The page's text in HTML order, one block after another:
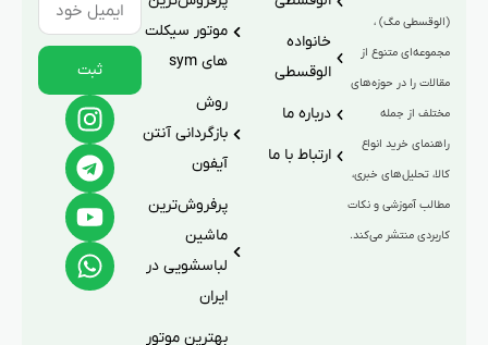
(الوقسطی مگ) ،
مجموعه‌ای متنوع از
مقالات را در حوزه‌های
مختلف از جمله
راهنمای خرید انواع
کالا، تحلیل‌های خبری،
مطالب آموزشی و نکات
کاربردی منتشر می‌کند.
خانواده
الوقسطی
درباره ما
ارتباط با ما
موتور سیکلت
های sym
روش
بازگردانی آنتن
آیفون
پرفروش‌ترین
ماشین
لباسشویی در
ایران
بهترین موتور
ثبت